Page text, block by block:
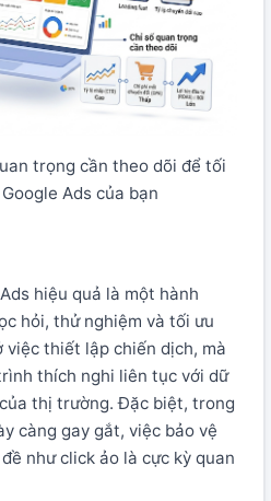
trọng cần theo dõi để tối
Ads của bạn
Ads hiệu quả là một hành
hỏi, thử nghiệm và tối ưu
việc thiết lập chiến dịch, mà
thích nghi liên tục với dữ
thị trường. Đặc biệt, trong
càng gay gắt, việc bảo vệ
như click ảo là cực kỳ quan